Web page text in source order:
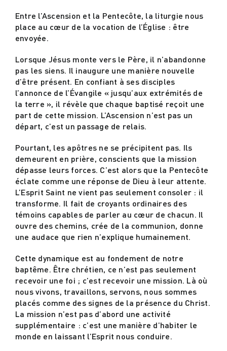
Contact
Entre l’Ascension et la Pentecôte, la liturgie nous
place au cœur de la vocation de l’Église : être
envoyée.
Lorsque Jésus monte vers le Père, il n’abandonne
pas les siens. Il inaugure une manière nouvelle
d’être présent. En confiant à ses disciples
l’annonce de l’Évangile « jusqu’aux extrémités de
la terre », il révèle que chaque baptisé reçoit une
part de cette mission. L’Ascension n’est pas un
départ, c’est un passage de relais.
Pourtant, les apôtres ne se précipitent pas. Ils
demeurent en prière, conscients que la mission
dépasse leurs forces. C’est alors que la Pentecôte
éclate comme une réponse de Dieu à leur attente.
L’Esprit Saint ne vient pas seulement consoler : il
transforme. Il fait de croyants ordinaires des
témoins capables de parler au cœur de chacun. Il
ouvre des chemins, crée de la communion, donne
une audace que rien n’explique humainement.
Cette dynamique est au fondement de notre
baptême. Être chrétien, ce n’est pas seulement
recevoir une foi ; c’est recevoir une mission. Là où
nous vivons, travaillons, servons, nous sommes
placés comme des signes de la présence du Christ.
La mission n’est pas d’abord une activité
supplémentaire : c’est une manière d’habiter le
monde en laissant l’Esprit nous conduire.